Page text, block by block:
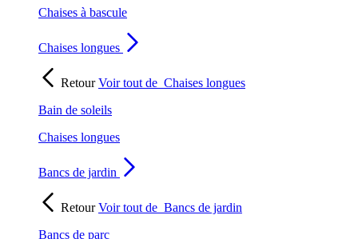
Chaises à bascule
Chaises longues
RetourVoir tout de Chaises longues
Bain de soleils
Chaises longues
Bancs de jardin
RetourVoir tout de Bancs de jardin
Bancs de parc